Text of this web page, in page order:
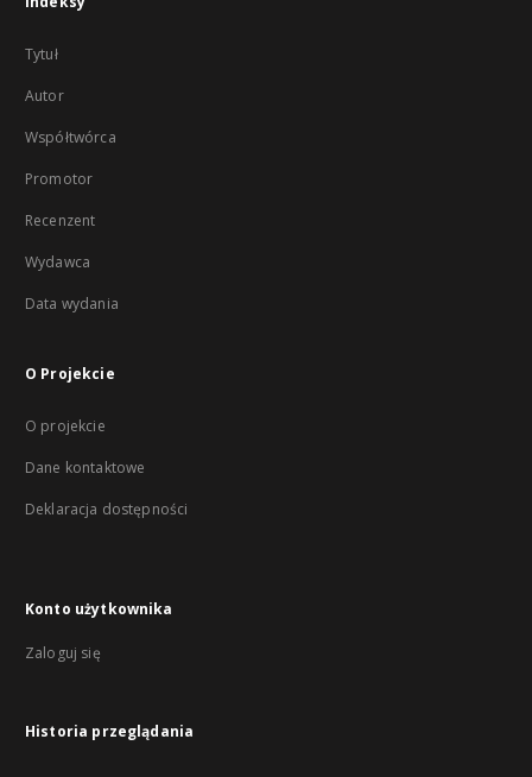
Tytuł
Autor
Współtwórca
Promotor
Recenzent
Wydawca
Data wydania
O Projekcie
O projekcie
Dane kontaktowe
Deklaracja dostępności
Konto użytkownika
Zaloguj się
Historia przeglądania